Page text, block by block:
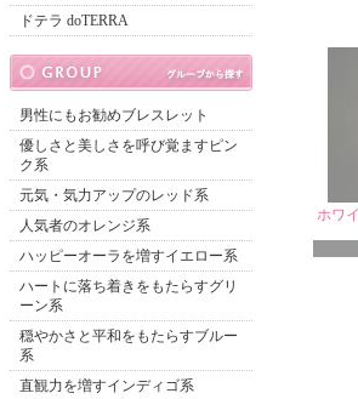
ドテラ doTERRA
男性にもお勧めブレスレット
優しさと美しさを呼び覚ますピン
ク系
元気・気力アップのレッド系
人気者のオレンジ系
ハッピーオーラを増すイエロー系
ハートに落ち着きをもたらすグリ
ーン系
穏やかさと平和をもたらすブルー
系
直観力を増すインディゴ系
ホワ